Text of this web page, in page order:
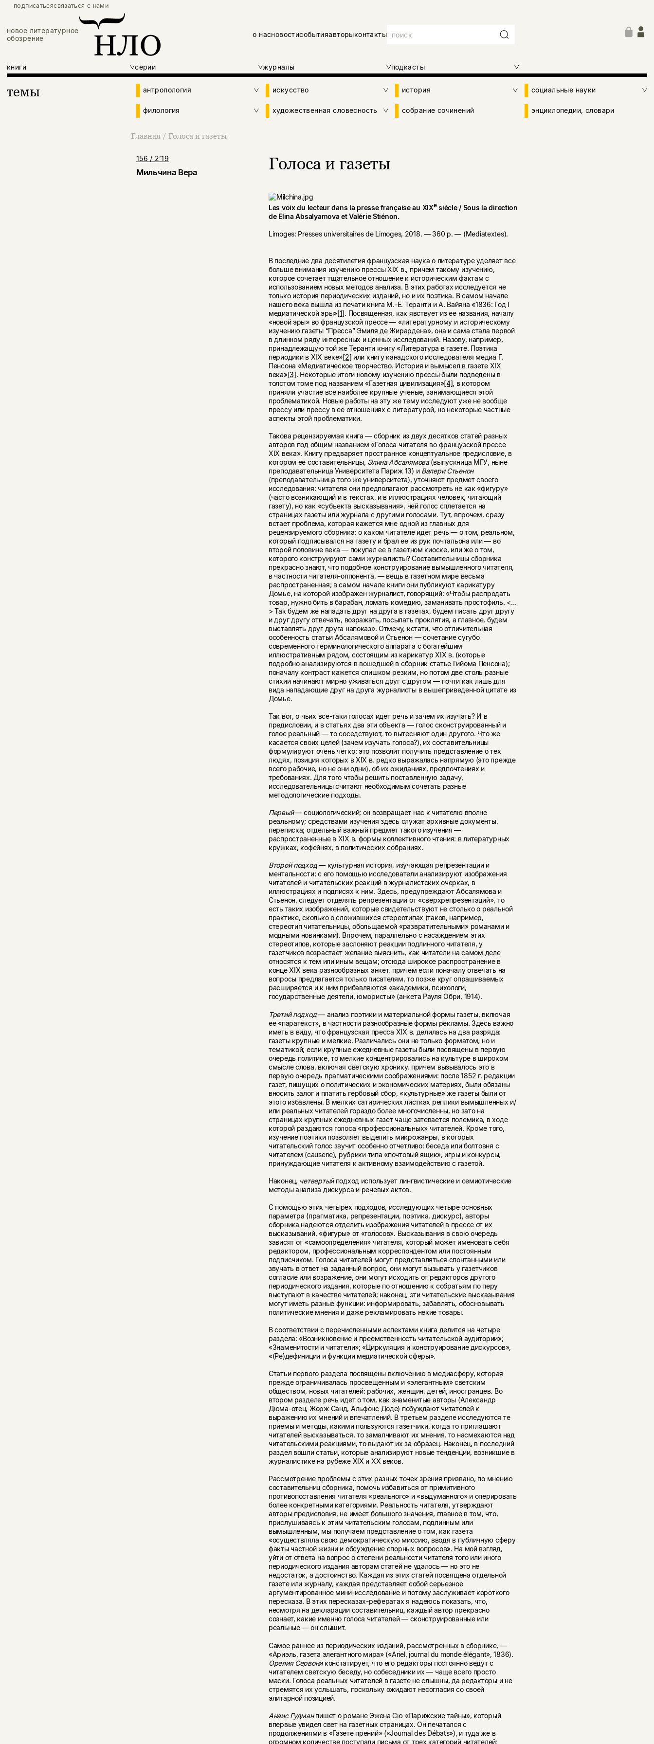
подписатьсясвязаться с нами
новое литературное
обозрение
о насновостисобытияавторыконтакты
книги серии журналы подкасты
темы антропология искусство история социальные науки
филология художественная словесность собрание сочинений энциклопедии, словари
Главная / Голоса и газеты
156 / 2’19
Мильчина Вера Голоса и газеты
Les voix du lecteur dans la presse française au XIXesiècle / Sous la direction
de Elina Absalyamova et Valérie Stiénon.
Limoges: Presses universitaires de Limoges, 2018. — 360 p. — (Mediatextes).
В последние два десятилетия французская наука о литературе уделяет все
больше внимания изучению прессы XIX в., причем такому изучению,
которое сочетает тщательное отношение к историческим фактам с
использованием новых методов анализа. В этих работах исследуется не
только история периодических изданий, но и их поэтика. В самом начале
нашего века вышла из печати книга М.-Е. Теранти и А. Вайяна «1836: Год I
медиатической эры»[1]. Посвященная, как явствует из ее названия, началу
«новой эры» во французской прессе — «литературному и историческому
изучению газеты “Пресса” Эмиля де Жирардена», она и сама стала первой
в длинном ряду интересных и ценных исследований. Назову, например,
принадлежащую той же Теранти книгу «Литература в газете. Поэтика
периодики в XIX веке»[2] или книгу канадского исследователя медиа Г.
Пенсона «Медиатическое творчество. История и вымысел в газете XIX
века»[3]. Некоторые итоги новому изучению прессы были подведены в
толстом томе под названием «Газетная цивилизация»[4], в котором
приняли участие все наиболее крупные ученые, занимающиеся этой
проблематикой. Новые работы на эту же тему исследуют уже не вообще
прессу или прессу в ее отношениях с литературой, но некоторые частные
аспекты этой проблематики.
Такова рецензируемая книга — сборник из двух десятков статей разных
авторов под общим названием «Голоса читателя во французской прессе
XIX века». Книгу предваряет пространное концептуальное предисловие, в
котором ее составительницы, Элина Абсалямова(выпускница МГУ, ныне
преподавательница Университета Париж 13) и Валери Стьенон
(преподавательница того же университета), уточняют предмет своего
исследования: читателя они предполагают рассмотреть не как «фигуру»
(часто возникающий и в текстах, и в иллюстрациях человек, читающий
газету), но как «субъекта высказывания», чей голос сплетается на
страницах газеты или журнала с другими голосами. Тут, впрочем, сразу
встает проблема, которая кажется мне одной из главных для
рецензируемого сборника: о каком читателе идет речь — о том, реальном,
который подписывался на газету и брал ее из рук почтальона или — во
второй половине века — покупал ее в газетном киоске, или же о том,
которого конструируют сами журналисты? Составительницы сборника
прекрасно знают, что подобное конструирование вымышленного читателя,
в частности читателя-оппонента, — вещь в газетном мире весьма
распространенная; в самом начале книги они публикуют карикатуру
Домье, на которой изображен журналист, говорящий: «Чтобы распродать
товар, нужно бить в барабан, ломать комедию, заманивать простофиль. <…
> Так будем же нападать друг на друга в газетах, будем писать друг другу
и друг другу отвечать, возражать, посылать проклятия, а главное, будем
выставлять друг друга напоказ». Отмечу, кстати, что отличительная
особенность статьи Абсалямовой и Стьенон — сочетание сугубо
современного терминологического аппарата с богатейшим
иллюстративным рядом, состоящим из карикатур XIX в. (которые
подробно анализируются в вошедшей в сборник статье Гийома Пенсона);
поначалу контраст кажется слишком резким, но потом две столь разные
стихии начинают мирно уживаться друг с другом — почти как лишь для
вида нападающие друг на друга журналисты в вышеприведенной цитате из
Домье.
Так вот, о чьих все-таки голосах идет речь и зачем их изучать? И в
предисловии, и в статьях два эти объекта — голос сконструированный и
голос реальный — то соседствуют, то вытесняют один другого. Что же
касается своих целей (зачем изучать голоса?), их составительницы
формулируют очень четко: это позволит получить представление о тех
людях, позиция которых в XIX в. редко выражалась напрямую (это прежде
всего рабочие, но не они одни), об их ожиданиях, предпочтениях и
требованиях. Для того чтобы решить поставленную задачу,
исследовательницы считают необходимым сочетать разные
методологические подходы.
Первый— социологический; он возвращает нас к читателю вполне
реальному; средствами изучения здесь служат архивные документы,
переписка; отдельный важный предмет такого изучения —
распространенные в XIX в. формы коллективного чтения: в литературных
кружках, кофейнях, в политических собраниях.
Второй подход— культурная история, изучающая репрезентации и
ментальности; с его помощью исследователи анализируют изображения
читателей и читательских реакций в журналистских очерках, в
иллюстрациях и подписях к ним. Здесь, предупреждают Абсалямова и
Стьенон, следует отделять репрезентации от «сверхрепрезентаций», то
есть таких изображений, которые свидетельствуют не столько о реальной
практике, сколько о сложившихся стереотипах (таков, например,
стереотип читательницы, обольщаемой «развратительными» романами и
модными новинками). Впрочем, параллельно с насаждением этих
стереотипов, которые заслоняют реакции подлинного читателя, у
газетчиков возрастает желание выяснить, как читатели на самом деле
относятся к тем или иным вещам; отсюда широкое распространение в
конце XIX века разнообразных анкет, причем если поначалу отвечать на
вопросы предлагается только писателям, то позже круг опрашиваемых
расширяется и к ним прибавляются «академики, психологи,
государственные деятели, юмористы» (анкета Рауля Обри, 1914).
Третий подход— анализ поэтики и материальной формы газеты, включая
ее «паратекст», в частности разнообразные формы рекламы. Здесь важно
иметь в виду, что французская пресса XIX в. делилась на два разряда:
газеты крупные и мелкие. Различались они не только форматом, но и
тематикой; если крупные ежедневные газеты были посвящены в первую
очередь политике, то мелкие концентрировались на культуре в широком
смысле слова, включая светскую хронику, причем вызывалось это в
первую очередь прагматическими соображениями: после 1852 г. редакции
газет, пишущих о политических и экономических материях, были обязаны
вносить залог и платить гербовый сбор, «культурные» же газеты были от
этого избавлены. В мелких сатирических листках реплики вымышленных и/
или реальных читателей гораздо более многочисленны, но зато на
страницах крупных ежедневных газет чаще затевается полемика, в ходе
которой раздаются голоса «профессиональных» читателей. Кроме того,
изучение поэтики позволяет выделить микрожанры, в которых
читательский голос звучит особенно отчетливо: беседа или болтовня с
читателем (causerie), рубрики типа «почтовый ящик», игры и конкурсы,
принуждающие читателя к активному взаимодействию с газетой.
Наконец, четвертыйподход использует лингвистические и семиотические
методы анализа дискурса и речевых актов.
С помощью этих четырех подходов, исследующих четыре основных
параметра (прагматика, репрезентации, поэтика, дискурс), авторы
сборника надеются отделить изображения читателей в прессе от их
высказываний, «фигуры» от «голосов». Высказывания в свою очередь
зависят от «самоопределения» читателя, который может именовать себя
редактором, профессиональным корреспондентом или постоянным
подписчиком. Голоса читателей могут представляться спонтанными или
звучать в ответ на заданный вопрос, они могут вызывать у газетчиков
согласие или возражение, они могут исходить от редакторов другого
периодического издания, которые по отношению к собратьям по перу
выступают в качестве читателей; наконец, эти читательские высказывания
могут иметь разные функции: информировать, забавлять, обосновывать
политические мнения и даже рекламировать некие товары.
В соответствии с перечисленными аспектами книга делится на четыре
раздела: «Возникновение и преемственность читательской аудитории»;
«Знаменитости и читатели»; «Циркуляция и конструирование дискурсов»,
«(Ре)дефиниции и функции медиатической сферы».
Статьи первого раздела посвящены включению в медиасферу, которая
прежде ограничивалась просвещенным и «элегантным» светским
обществом, новых читателей: рабочих, женщин, детей, иностранцев. Во
втором разделе речь идет о том, как знаменитые авторы (Александр
Дюма-отец, Жорж Санд, Альфонс Доде) побуждают читателей к
выражению их мнений и впечатлений. В третьем разделе исследуются те
приемы и методы, какими пользуются газетчики, когда то приглашают
читателей высказываться, то замалчивают их мнения, то насмехаются над
читательскими реакциями, то выдают их за образец. Наконец, в последний
раздел вошли статьи, которые анализируют новые тенденции, возникшие в
журналистике на рубеже XIX и ХХ веков.
Рассмотрение проблемы с этих разных точек зрения призвано, по мнению
составительниц сборника, помочь избавиться от примитивного
противопоставления читателя «реального» и «выдуманного» и оперировать
более конкретными категориями. Реальность читателя, утверждают
авторы предисловия, не имеет большого значения, главное в том, что,
прислушиваясь к этим читательским голосам, подлинным или
вымышленным, мы получаем представление о том, как газета
«осуществляла свою демократическую миссию, вводя в публичную сферу
факты частной жизни и обсуждение спорных вопросов». На мой взгляд,
уйти от ответа на вопрос о степени реальности читателя того или иного
периодического издания авторам статей не удалось — но это не
недостаток, а достоинство. Каждая из этих статей посвящена отдельной
газете или журналу, каждая представляет собой серьезное
аргументированное мини-исследование и потому заслуживает короткого
пересказа. В этих пересказах-рефератах я надеюсь показать, что,
несмотря на декларации составительниц, каждый автор прекрасно
сознает, какие именно голоса читателей — сконструированные или
реальные — он слышит.
Самое раннее из периодических изданий, рассмотренных в сборнике, —
«Ариэль, газета элегантного мира» («Ariel, journal du monde élégant», 1836).
Орелия Сервониконстатирует, что его редакторы постоянно ведут с
читателем светскую беседу, но собеседники их — чаще всего просто
маски. Голоса реальных читателей в газете не слышны, да редакторы и не
стремятся их услышать, поскольку ожидают несогласия со своей
элитарной позицией.
Анаис Гудманпишет о романе Эжена Сю «Парижские тайны», который
впервые увидел свет на газетных страницах. Он печатался с
продолжениями в «Газете прений» («Journal des Débats»), и туда же в
огромном количестве поступали письма от трех категорий читателей: